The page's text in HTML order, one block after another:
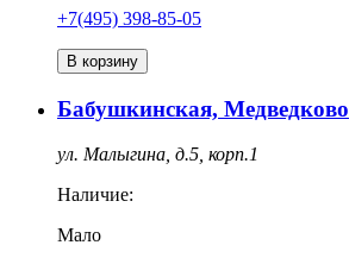
+7(495) 398-85-05
В корзину
Бабушкинская, Медведково
ул. Малыгина, д.5, корп.1
Наличие:
Мало